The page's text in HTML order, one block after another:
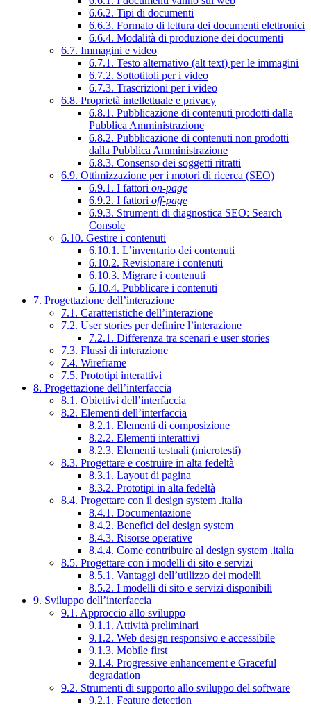
6.6.2. Tipi di documenti
6.6.3. Formato di lettura dei documenti elettronici
6.6.4. Modalità di produzione dei documenti
6.7. Immagini e video
6.7.1. Testo alternativo (alt text) per le immagini
6.7.2. Sottotitoli per i video
6.7.3. Trascrizioni per i video
6.8. Proprietà intellettuale e privacy
6.8.1. Pubblicazione di contenuti prodotti dalla
Pubblica Amministrazione
6.8.2. Pubblicazione di contenuti non prodotti
dalla Pubblica Amministrazione
6.8.3. Consenso dei soggetti ritratti
6.9. Ottimizzazione per i motori di ricerca (SEO)
6.9.1. I fattori on-page
6.9.2. I fattori off-page
6.9.3. Strumenti di diagnostica SEO: Search
Console
6.10. Gestire i contenuti
6.10.1. L’inventario dei contenuti
6.10.2. Revisionare i contenuti
6.10.3. Migrare i contenuti
6.10.4. Pubblicare i contenuti
7. Progettazione dell’interazione
7.1. Caratteristiche dell’interazione
7.2. User stories per definire l’interazione
7.2.1. Differenza tra scenari e user stories
7.3. Flussi di interazione
7.4. Wireframe
7.5. Prototipi interattivi
8. Progettazione dell’interfaccia
8.1. Obiettivi dell’interfaccia
8.2. Elementi dell’interfaccia
8.2.1. Elementi di composizione
8.2.2. Elementi interattivi
8.2.3. Elementi testuali (microtesti)
8.3. Progettare e costruire in alta fedeltà
8.3.1. Layout di pagina
8.3.2. Prototipi in alta fedeltà
8.4. Progettare con il design system .italia
8.4.1. Documentazione
8.4.2. Benefici del design system
8.4.3. Risorse operative
8.4.4. Come contribuire al design system .italia
8.5. Progettare con i modelli di sito e servizi
8.5.1. Vantaggi dell’utilizzo dei modelli
8.5.2. I modelli di sito e servizi disponibili
9. Sviluppo dell’interfaccia
9.1. Approccio allo sviluppo
9.1.1. Attività preliminari
9.1.2. Web design responsivo e accessibile
9.1.3. Mobile first
9.1.4. Progressive enhancement e Graceful
degradation
9.2. Strumenti di supporto allo sviluppo del software
9.2.1. Feature detection